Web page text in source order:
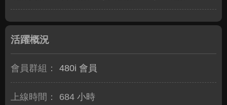
活躍概況
會員群組： 480i 會員
上線時間：
684 小時